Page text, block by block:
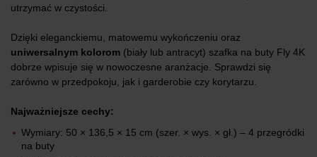
utrzymać w czystości.
Dzięki eleganckiemu, matowemu wykończeniu oraz
uniwersalnym kolorom (biały lub antracyt) szafka na buty Fly 4K
dobrze wpisuje się w nowoczesne aranżacje. Sprawdzi się
zarówno w przedpokoju, jak i garderobie czy korytarzu.
Najważniejsze cechy:
Wymiary: 50 × 136,5 × 15 cm (szer. × wys. × gł.) – 4 przegródki
na buty